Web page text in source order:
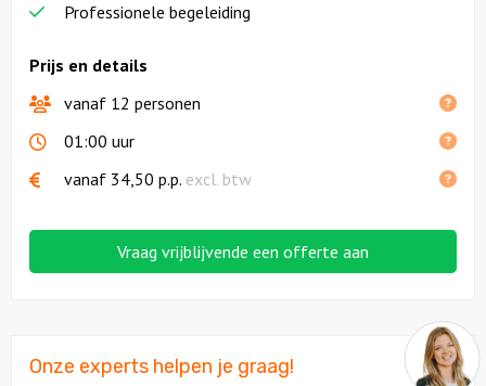
Prijs en details
vanaf 12 personen
01:00 uur
vanaf 34,50 p.p. excl. btw
Professionele begeleiding
Vraag vrijblijvende een offerte aan
Onze experts helpen je graag!